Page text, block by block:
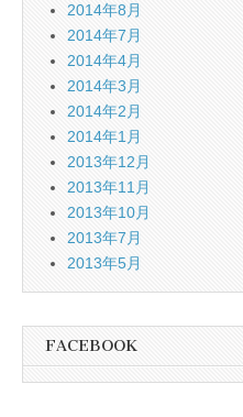
2014年8月
2014年7月
2014年4月
2014年3月
2014年2月
2014年1月
2013年12月
2013年11月
2013年10月
2013年7月
2013年5月
FACEBOOK